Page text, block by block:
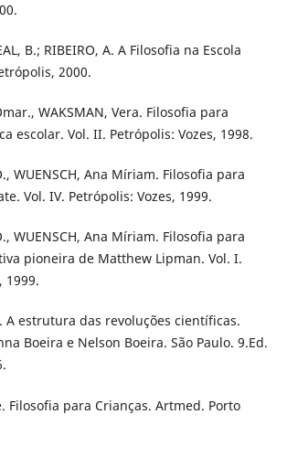
B.; RIBEIRO, A. A Filosofia na Escola
2000.
WAKSMAN, Vera. Filosofia para
escolar. Vol. II. Petrópolis: Vozes, 1998.
WUENSCH, Ana Míriam. Filosofia para
Vol. IV. Petrópolis: Vozes, 1999.
WUENSCH, Ana Míriam. Filosofia para
pioneira de Matthew Lipman. Vol. I.
1999.
A estrutura das revoluções científicas.
Boeira e Nelson Boeira. São Paulo. 9.Ed.
Filosofia para Crianças. Artmed. Porto